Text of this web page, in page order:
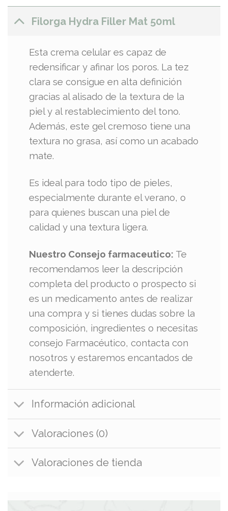
Filorga Hydra Filler Mat 50ml
Esta crema celular es capaz de
redensificar y afinar los poros. La tez
clara se consigue en alta definición
gracias al alisado de la textura de la
piel y al restablecimiento del tono.
Además, este gel cremoso tiene una
textura no grasa, así como un acabado
mate.
Es ideal para todo tipo de pieles,
especialmente durante el verano, o
para quienes buscan una piel de
calidad y una textura ligera.
Nuestro Consejo farmaceutico: Te
recomendamos leer la descripción
completa del producto o prospecto si
es un medicamento antes de realizar
una compra y si tienes dudas sobre la
composición, ingredientes o necesitas
consejo Farmacéutico, contacta con
nosotros y estaremos encantados de
atenderte.
Información adicional
Valoraciones (0)
Valoraciones de tienda